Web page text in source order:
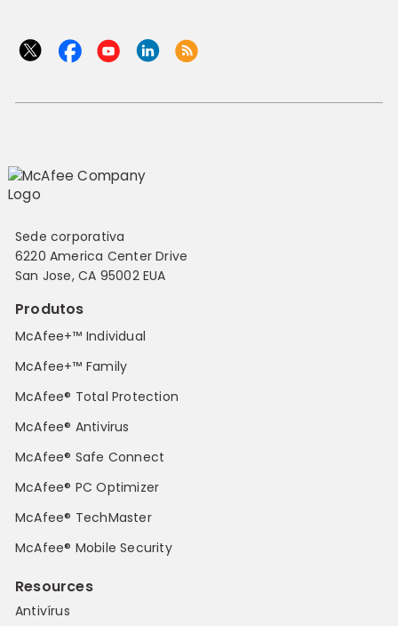
Sede corporativa
6220 America Center Drive
San Jose, CA 95002 EUA
Produtos
McAfee+™ Individual
McAfee+™ Family
McAfee® Total Protection
McAfee® Antivirus
McAfee® Safe Connect
McAfee® PC Optimizer
McAfee® TechMaster
McAfee® Mobile Security
Resources
Antivírus